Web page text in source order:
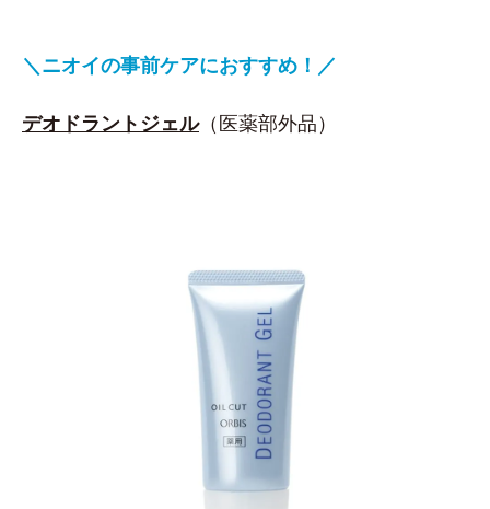
＼ニオイの事前ケアにおすすめ！／
デオドラントジェル（医薬部外品）